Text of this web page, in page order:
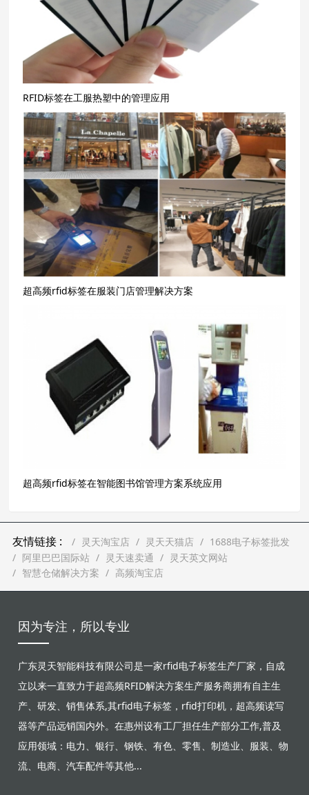
RFID标签在工服热塑中的管理应用
超高频rfid标签在服装门店管理解决方案
超高频rfid标签在智能图书馆管理方案系统应用
友情链接 : 灵天淘宝店 灵天天猫店
1688电子标签批发
阿里巴巴国际站
灵天速卖通
灵天英文网站
智慧仓储解决方案
高频淘宝店
因为专注，所以专业
广东灵天智能科技有限公司是一家rfid电子标签生产厂家，自成
立以来一直致力于超高频RFID解决方案生产服务商拥有自主生
产、研发、销售体系,其rfid电子标签，rfid打印机，超高频读写
器等产品远销国内外。在惠州设有工厂担任生产部分工作,普及
应用领域：电力、银行、钢铁、有色、零售、制造业、服装、物
流、电商、汽车配件等其他...